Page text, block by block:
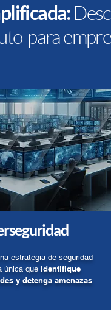
para
estrategia de seguridad
única que identifique
y detenga amenazas